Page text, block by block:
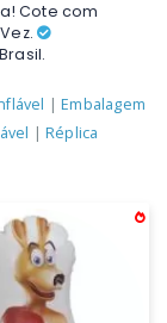
Cote com
|Embalagem
|Réplica